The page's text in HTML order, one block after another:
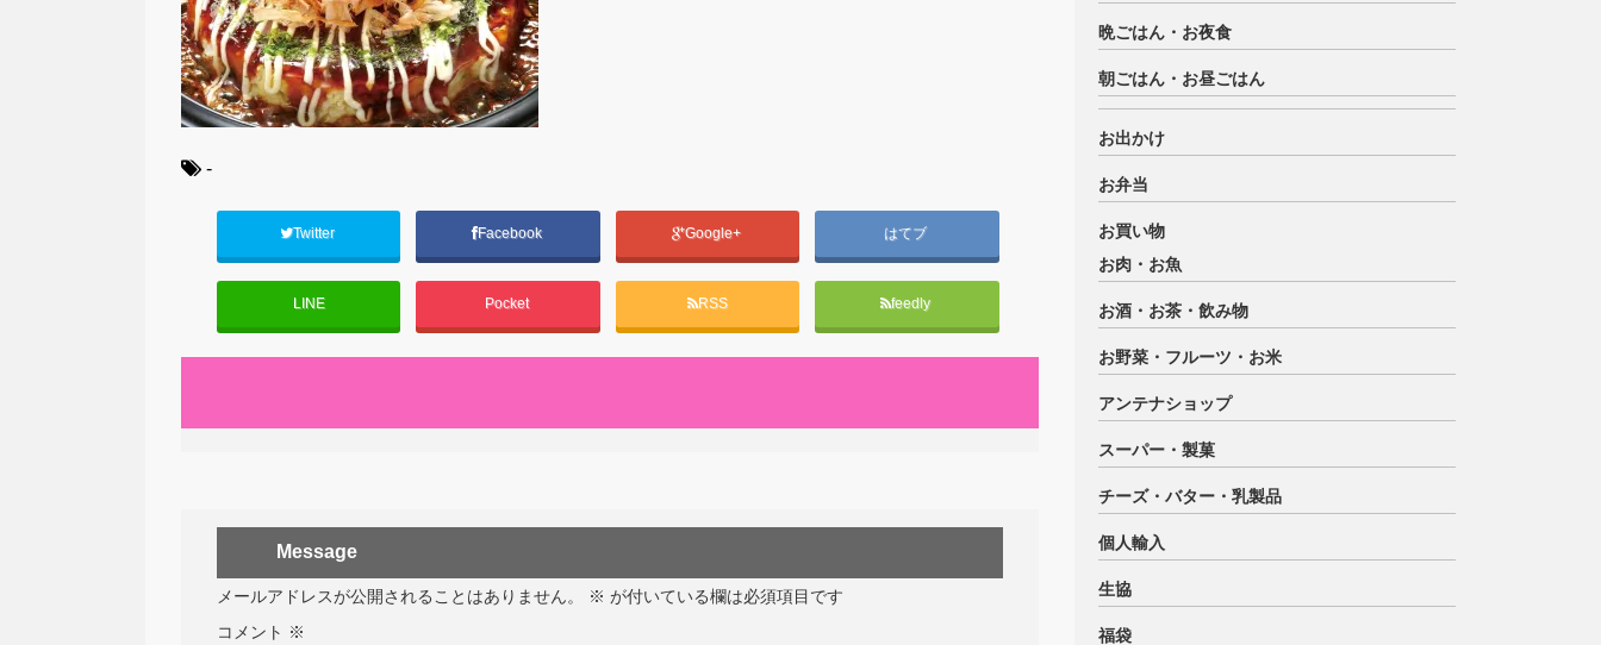
-
Twitter Facebook Google+ はてブ
LINE Pocket RSS feedly
Message
メールアドレスが公開されることはありません。 ※ が付いている欄は必須項目です
コメント ※
晩ごはん・お夜食
朝ごはん・お昼ごはん
お出かけ
お弁当
お買い物
お肉・お魚
お酒・お茶・飲み物
お野菜・フルーツ・お米
アンテナショップ
スーパー・製菓
チーズ・バター・乳製品
個人輸入
生協
福袋